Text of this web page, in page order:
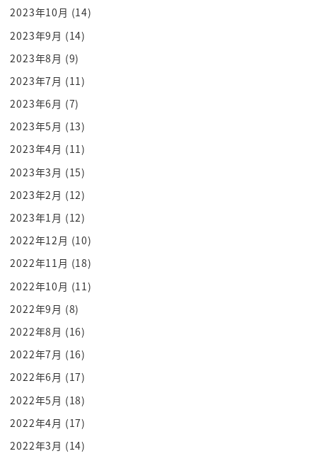
見てるなぁこれにも光るにも内海たね
ん
舌メーカーさん当てっ
釣れそうなとかねああ本当だ
やってるけどね pick and してわけですね
でそんな中ですねもうパニック状態になってるんで
すね源氏がですね次に選んだ女って
いるんですね熟女すぎる女ってわかるけどね
ハートですよね最近をそうかシーズお前といってね
中将に言われて
の後からお前は様子おかしくなっ
ちゃったよみてくださ
だ
うんっ
on masa
父さんとやらちょっとこうやくん奴らですねなんか
そのねえ
言ったですね
60歳ぐらいの女性なんすよ
どうかしらーみたいなんだね
はいお願いしません3着ぜ
2023年10月 (14)
2023年9月 (14)
2023年8月 (9)
2023年7月 (11)
2023年6月 (7)
2023年5月 (13)
2023年4月 (11)
2023年3月 (15)
2023年2月 (12)
2023年1月 (12)
2022年12月 (10)
2022年11月 (18)
2022年10月 (11)
2022年9月 (8)
2022年8月 (16)
2022年7月 (16)
2022年6月 (17)
2022年5月 (18)
2022年4月 (17)
2022年3月 (14)